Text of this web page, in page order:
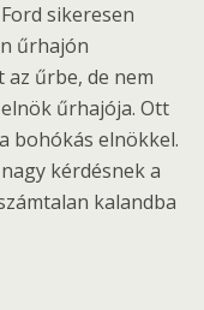
sikeresen
űrhajón
űrbe, de nem
űrhajója. Ott
bohókás elnökkel.
kérdésnek a
kalandba